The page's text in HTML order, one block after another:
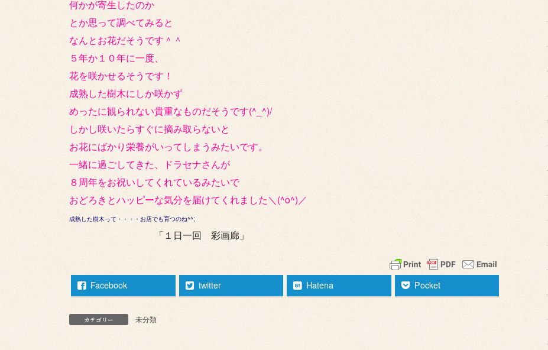
何かが寄生したのか
とか思って調べてみると
なんとお花だそうです＾＾
５年か１０年に一度、
花を咲かせるそうです！
成熟した樹木にしか咲かず
めったに観られない貴重なものだそうです(^_^)/
しかし咲いたらすぐに摘み取らないと
お花にばかり栄養がいってしまうみたいです。
一緒に過ごしてきた、ドラセナさんが
８周年をお祝いしてくれているみたいで
おどろきとハッピーな気分を届けてくれました＼(^o^)／
成熟した樹木って・・・・お店でも育つのね^^;
「１日一回 彩画廊」
Facebook twitter Hatena Pocket
カテゴリー 未分類